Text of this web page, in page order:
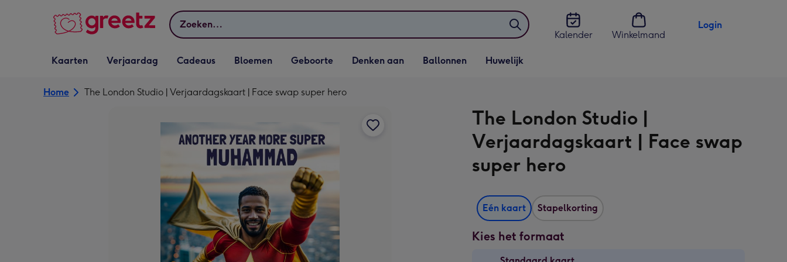
Zoeken
Kalender
Winkelmand
Login
Vervolgkeuzelijst
Kaarten openen
Kaarten
Vervolgkeuzelijst
Verjaardag openen
Verjaardag
Vervolgkeuzelijst
Cadeaus openen
Cadeaus
Vervolgkeuzelijst
Bloemen openen
Bloemen
Vervolgkeuzelijst
Geboorte openen
Geboorte
Vervolgkeuzelijst
Denken aan openen
Denken aan
Vervolgkeuzelijst
Ballonnen openen
Ballonnen
Vervolgkeuzelijst
Huwelijk openen
Huwelijk
Home The London Studio | Verjaardagskaart | Face swap super hero
The London Studio |
Verjaardagskaart | Face swap
super hero
Eén kaart Stapelkorting
Kies het formaat